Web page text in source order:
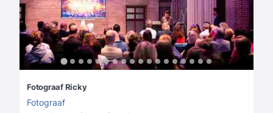
Fotograaf Ricky
Fotograaf